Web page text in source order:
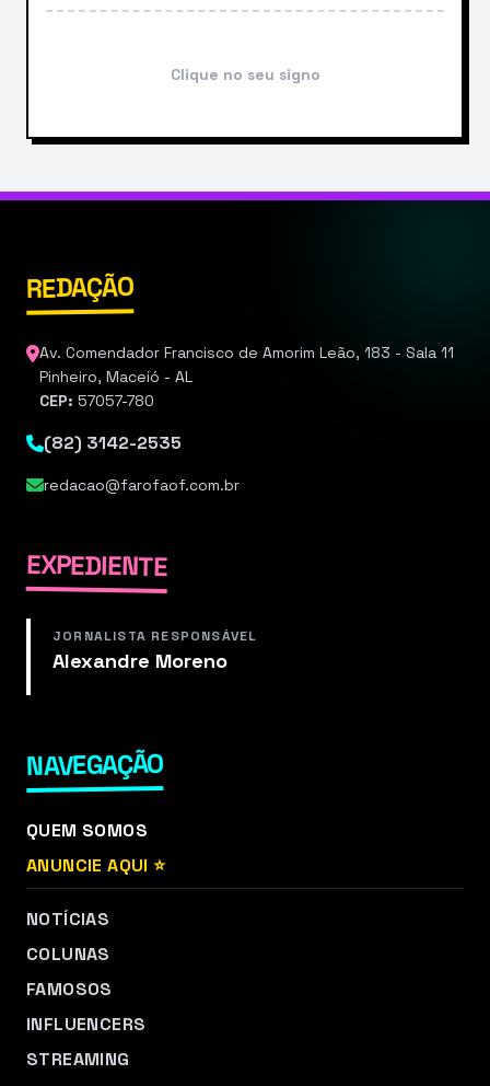
Clique no seu signo
REDAÇÃO
Av. Comendador Francisco de Amorim Leão, 183 - Sala 11
Pinheiro, Maceió - AL
CEP: 57057-780
(82) 3142-2535
redacao@farofaof.com.br
EXPEDIENTE
JORNALISTA RESPONSÁVEL
Alexandre Moreno
NAVEGAÇÃO
QUEM SOMOS
ANUNCIE AQUI ⭐
NOTÍCIAS
COLUNAS
FAMOSOS
INFLUENCERS
STREAMING